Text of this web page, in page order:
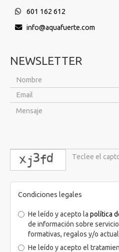
601 162 612
info
aquafuerte.com
NEWSLETTER
captcha
Condiciones legales
He leído y acepto la política
de información sobre
formativas, regalos y/o
He leído y acepto el